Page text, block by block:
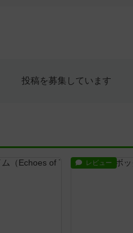
投稿を募集しています
レビュー